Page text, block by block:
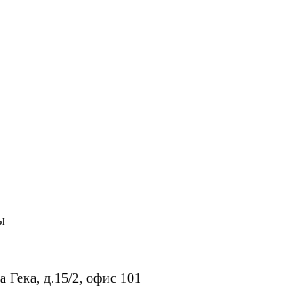
Гека, д.15/2, офис 101